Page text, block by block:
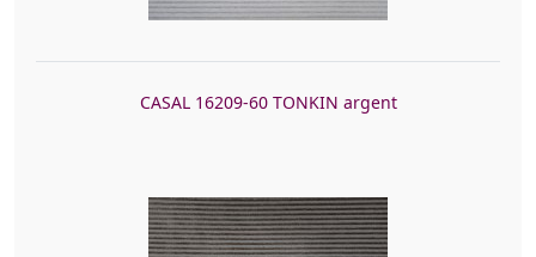
CASAL 16209-60 TONKIN argent